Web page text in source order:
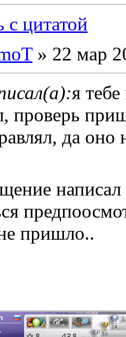
с цитатой
» 22 мар
я
проверь
да оно
пришло..